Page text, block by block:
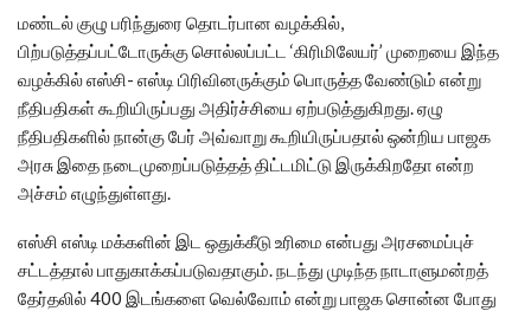
மண்டல் குழு பரிந்துரை தொடர்பான வழக்கில்,
பிற்படுத்தப்பட்டோருக்கு சொல்லப்பட்ட ‘கிரிமிலேயர்’ முறையை இந்த
வழக்கில் எஸ்சி- எஸ்டி பிரிவினருக்கும் பொருத்த வேண்டும் என்று
நீதிபதிகள் கூறியிருப்பது அதிர்ச்சியை ஏற்படுத்துகிறது. ஏழு
நீதிபதிகளில் நான்கு பேர் அவ்வாறு கூறியிருப்பதால் ஒன்றிய பாஜக
அரசு இதை நடைமுறைப்படுத்தத் திட்டமிட்டு இருக்கிறதோ என்ற
அச்சம் எழுந்துள்ளது.
எஸ்சி எஸ்டி மக்களின் இட ஒதுக்கீடு உரிமை என்பது அரசமைப்புச்
சட்டத்தால் பாதுகாக்கப்படுவதாகும். நடந்து முடிந்த நாடாளுமன்றத்
தேர்தலில் 400 இடங்களை வெல்வோம் என்று பாஜக சொன்ன போது